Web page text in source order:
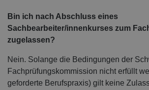
Bin ich nach Abschluss eines
Sachbearbeiter/innenkurses zum
zugelassen?
Nein. Solange die Bedingungen der
Fachprüfungskommission nicht erfüllt
geforderte Berufspraxis) gilt keine